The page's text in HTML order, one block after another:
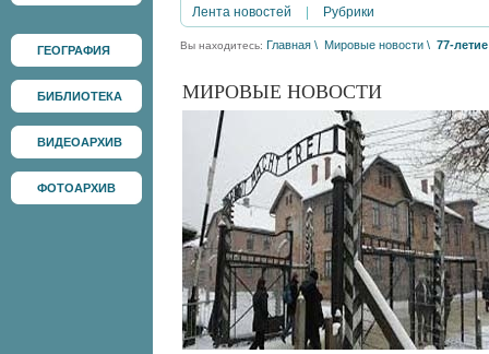
ГЕОГРАФИЯ
БИБЛИОТЕКА
ВИДЕОАРХИВ
ФОТОАРХИВ
Лента новостей Рубрики
Вы находитесь: Главная \ Мировые новости \ 77-
МИРОВЫЕ НОВОСТИ